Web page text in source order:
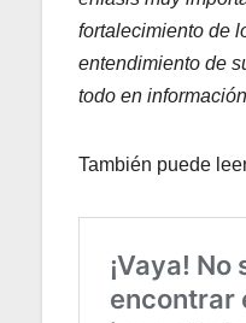
fortalecimiento de
entendimiento de
todo en
También puede